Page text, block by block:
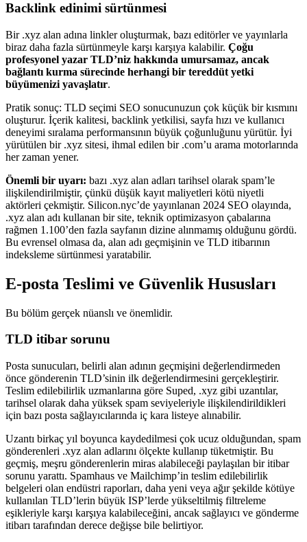
Backlink edinimi sürtünmesi
Bir .xyz alan adına linkler oluşturmak, bazı editörler ve yayınlarla
biraz daha fazla sürtünmeyle karşı karşıya kalabilir. Çoğu
profesyonel yazar TLD’niz hakkında umursamaz, ancak
bağlantı kurma sürecinde herhangi bir tereddüt yetki
büyümenizi yavaşlatır.
Pratik sonuç: TLD seçimi SEO sonucunuzun çok küçük bir kısmını
oluşturur. İçerik kalitesi, backlink yetkilisi, sayfa hızı ve kullanıcı
deneyimi sıralama performansının büyük çoğunluğunu yürütür. İyi
yürütülen bir .xyz sitesi, ihmal edilen bir .com’u arama motorlarında
her zaman yener.
Önemli bir uyarı: bazı .xyz alan adları tarihsel olarak spam’le
ilişkilendirilmiştir, çünkü düşük kayıt maliyetleri kötü niyetli
aktörleri çekmiştir. Silicon.nyc’de yayınlanan 2024 SEO olayında,
.xyz alan adı kullanan bir site, teknik optimizasyon çabalarına
rağmen 1.100’den fazla sayfanın dizine alınmamış olduğunu gördü.
Bu evrensel olmasa da, alan adı geçmişinin ve TLD itibarının
indeksleme sürtünmesi yaratabilir.
E-posta Teslimi ve Güvenlik Hususları
Bu bölüm gerçek nüanslı ve önemlidir.
TLD itibar sorunu
Posta sunucuları, belirli alan adının geçmişini değerlendirmeden
önce gönderenin TLD’sinin ilk değerlendirmesini gerçekleştirir.
Teslim edilebilirlik uzmanlarına göre Suped, .xyz gibi uzantılar,
tarihsel olarak daha yüksek spam seviyeleriyle ilişkilendirildikleri
için bazı posta sağlayıcılarında iç kara listeye alınabilir.
Uzantı birkaç yıl boyunca kaydedilmesi çok ucuz olduğundan, spam
gönderenleri .xyz alan adlarını ölçekte kullanıp tüketmiştir. Bu
geçmiş, meşru gönderenlerin miras alabileceği paylaşılan bir itibar
sorunu yarattı. Spamhaus ve Mailchimp’in teslim edilebilirlik
belgeleri olan endüstri raporları, daha yeni veya ağır şekilde kötüye
kullanılan TLD’lerin büyük ISP’lerde yükseltilmiş filtreleme
eşikleriyle karşı karşıya kalabileceğini, ancak sağlayıcı ve gönderme
itibarı tarafından derece değişse bile belirtiyor.